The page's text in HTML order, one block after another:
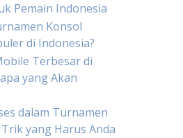
Pemain Indonesia
Konsol
di Indonesia?
Terbesar di
yang Akan
dalam Turnamen
Trik yang Harus Anda